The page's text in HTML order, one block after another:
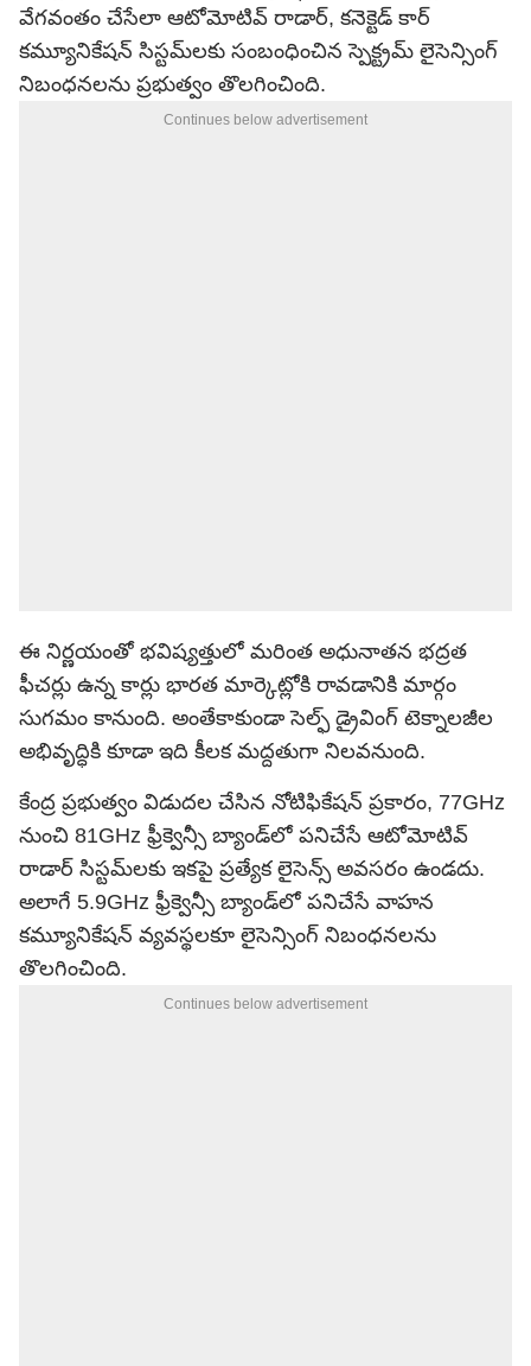
వేగవంతం చేసేలా ఆటోమోటివ్ రాడార్, కనెక్టెడ్ కార్
కమ్యూనికేషన్ సిస్టమ్‌లకు సంబంధించిన స్పెక్ట్రమ్ లైసెన్సింగ్
నిబంధనలను ప్రభుత్వం తొలగించింది.
Continues below advertisement
ఈ నిర్ణయంతో భవిష్యత్తులో మరింత అధునాతన భద్రత
ఫీచర్లు ఉన్న కార్లు భారత మార్కెట్లోకి రావడానికి మార్గం
సుగమం కానుంది. అంతేకాకుండా సెల్ఫ్ డ్రైవింగ్ టెక్నాలజీల
అభివృద్ధికి కూడా ఇది కీలక మద్దతుగా నిలవనుంది.
కేంద్ర ప్రభుత్వం విడుదల చేసిన నోటిఫికేషన్ ప్రకారం, 77GHz
నుంచి 81GHz ఫ్రీక్వెన్సీ బ్యాండ్‌లో పనిచేసే ఆటోమోటివ్
రాడార్ సిస్టమ్‌లకు ఇకపై ప్రత్యేక లైసెన్స్ అవసరం ఉండదు.
అలాగే 5.9GHz ఫ్రీక్వెన్సీ బ్యాండ్‌లో పనిచేసే వాహన
కమ్యూనికేషన్ వ్యవస్థలకూ లైసెన్సింగ్ నిబంధనలను
తొలగించింది.
Continues below advertisement